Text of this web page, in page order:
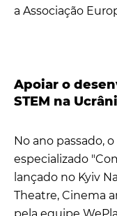
a Associação
Apoiar o
STEM na
No ano passado,
especializado
lançado no Kyiv
Theatre, Cinema